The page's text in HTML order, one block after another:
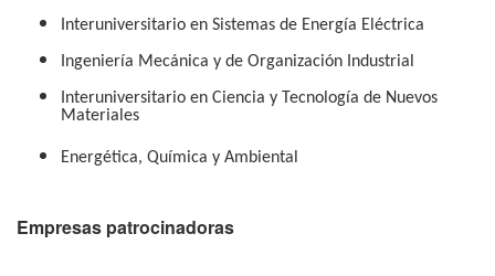
Interuniversitario en Sistemas de Energía Eléctrica
Ingeniería Mecánica y de Organización Industrial
Interuniversitario en Ciencia y Tecnología de Nuevos
Materiales
Energética, Química y Ambiental
Empresas patrocinadoras